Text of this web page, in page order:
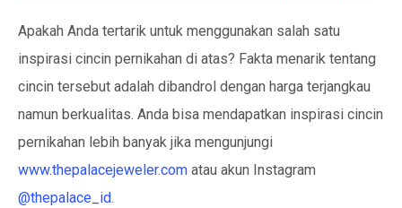
Apakah Anda tertarik untuk menggunakan salah satu
inspirasi cincin pernikahan di atas? Fakta menarik tentang
cincin tersebut adalah dibandrol dengan harga terjangkau
namun berkualitas. Anda bisa mendapatkan inspirasi cincin
pernikahan lebih banyak jika mengunjungi
www.thepalacejeweler.com atau akun Instagram
@thepalace_id.